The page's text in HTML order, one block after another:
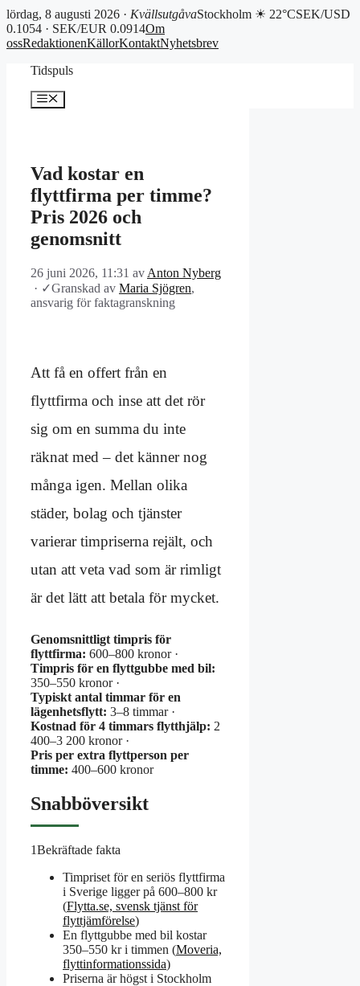
lördag, 8 augusti 2026 · KvällsutgåvaStockholm ☀ 22°CSEK/USD
0.1054 · SEK/EUR 0.0914Om
ossRedaktionenKällorKontaktNyhetsbrev
Tidspuls
Meny
Vad kostar en
flyttfirma per timme?
Pris 2026 och
genomsnitt
26 juni 2026, 11:31 av Anton Nyberg
· ✓Granskad av Maria Sjögren,
ansvarig för faktagranskning
Att få en offert från en
flyttfirma och inse att det rör
sig om en summa du inte
räknat med – det känner nog
många igen. Mellan olika
städer, bolag och tjänster
varierar timpriserna rejält, och
utan att veta vad som är rimligt
är det lätt att betala för mycket.
Genomsnittligt timpris för
flyttfirma: 600–800 kronor ·
Timpris för en flyttgubbe med bil:
350–550 kronor ·
Typiskt antal timmar för en
lägenhetsflytt: 3–8 timmar ·
Kostnad för 4 timmars flytthjälp: 2
400–3 200 kronor ·
Pris per extra flyttperson per
timme: 400–600 kronor
Snabböversikt
1Bekräftade fakta
Timpriset för en seriös flyttfirma
i Sverige ligger på 600–800 kr
(Flytta.se, svensk tjänst för
flyttjämförelse)
En flyttgubbe med bil kostar
350–550 kr i timmen (Moveria,
flyttinformationssida)
Priserna är högst i Stockholm